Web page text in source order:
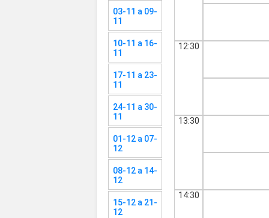
03-11 a 09-
11
10-11 a 16-
11
17-11 a 23-
11
24-11 a 30-
11
01-12 a 07-
12
08-12 a 14-
12
15-12 a 21-
12
12:30
13:30
14:30